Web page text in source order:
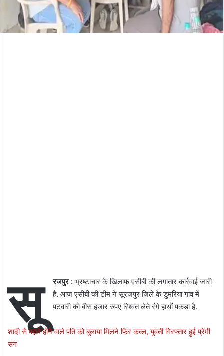
सू रजपुर : भ्रष्टाचार के खिलाफ एसीबी की लगातार कार्रवाई जारी
है. आज एसीबी की टीम ने सूरजपुर जिले के डुमरिया गांव में
पटवारी को बीस हजार रुपए रिश्वत लेते रंगे हाथों पकड़ा है.
शादी से पहले होने वाले पति को बुलाया मिलने फिर कत्ल, युवती गिरफ्तार हुई प्रेमी
संग